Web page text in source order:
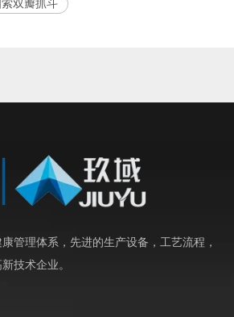
索双瓣抓斗
管理体系，先进的生产设备，工艺流程，
技术企业。